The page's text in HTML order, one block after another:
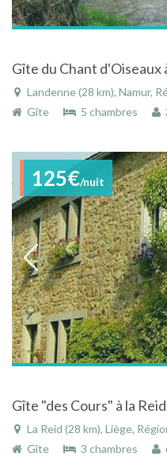
Gîte du Chant d'Oiseaux
Landenne (28 km), Namur,
Gîte
5 chambres
125€/nuit
Gîte "des Cours" à la
La Reid (28 km), Liège,
Gîte
3 chambres